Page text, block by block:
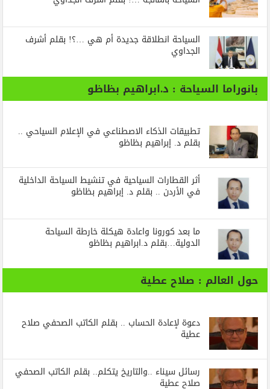
السياحة انطلاقة جديدة أم هي …؟! بقلم أشرف
الجداوي
بانوراما السياحة : د.ابراهيم بظاظو
تطبيقات الذكاء الاصطناعي في الإعلام السياحي ..
بقلم د. إبراهيم بظاظو
أثر القطارات السياحية في تنشيط السياحة الداخلية
في الأردن .. بقلم د. إبراهيم بظاظو
ما بعد كورونا واعادة هيكلة خارطة السياحة
الدولية…بقلم د.ابراهيم بظاظو
حول العالم : صلاح عطية
دعوة لإعادة الحساب .. بقلم الكاتب الصحفي صلاح
عطية
رسائل‭ ‬سيناء‭.. ‬والتاريخ‭ ‬يتكلم.. بقلم الكاتب الصحفي
صلاح عطية